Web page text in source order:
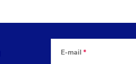
E-mail